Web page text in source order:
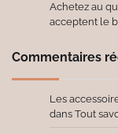
Achetez au
acceptent le
Commentaires
Les
dans Tout